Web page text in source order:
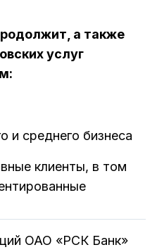
а также
услуг
и среднего бизнеса
клиенты, в том
ОАО «РСК Банк»